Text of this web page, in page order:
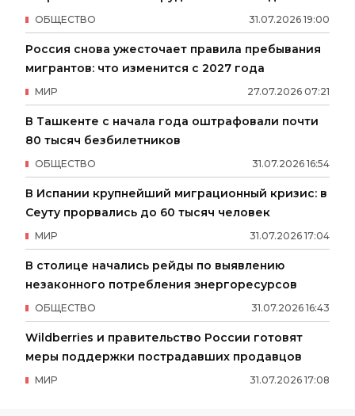
31.07.2026 19:00
ОБЩЕСТВО
Россия снова ужесточает правила пребывания
мигрантов: что изменится с 2027 года
27.07.2026 07:21
МИР
В Ташкенте с начала года оштрафовали почти
80 тысяч безбилетников
31.07.2026 16:54
ОБЩЕСТВО
В Испании крупнейший миграционный кризис: в
Сеуту прорвались до 60 тысяч человек
31.07.2026 17:04
МИР
В столице начались рейды по выявлению
незаконного потребления энергоресурсов
31.07.2026 16:43
ОБЩЕСТВО
Wildberries и правительство России готовят
меры поддержки пострадавших продавцов
31.07.2026 17:08
МИР